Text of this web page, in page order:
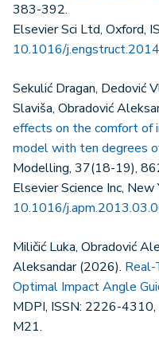
383-392.
Elsevier Sci Ltd, Oxford,
10.1016/
Sekulić Dragan, Dedović
Slaviša, Obradović
effects on the comfort of
model with ten degrees
Modelling, 37(18-19),
Elsevier Science Inc,
10.1016/
Miličić Luka, Obradović
Aleksandar (2026).
Optimal Impact Angle
MDPI, ISSN: 2226-4310,
M21.